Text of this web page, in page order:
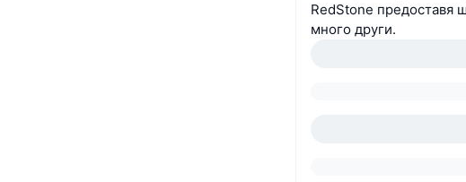
RedStone предоставя
много други.